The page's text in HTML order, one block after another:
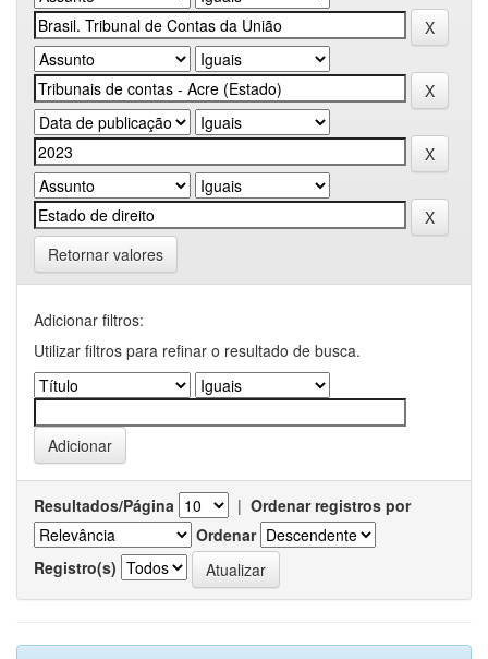
Retornar valores
Adicionar filtros:
Utilizar filtros para refinar o resultado de busca.
Resultados/Página | Ordenar registros por
Ordenar
Registro(s)